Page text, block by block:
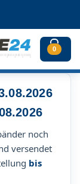
0
noch
versendet
bis